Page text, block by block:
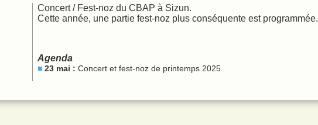
Concert / Fest-noz du CBAP à Sizun.
Cette année, une partie fest-noz plus conséquente est programmée.
Agenda
23 mai : Concert et fest-noz de printemps 2025